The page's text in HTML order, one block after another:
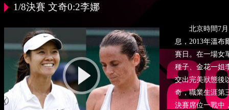
1/8決賽 文奇0:2李娜
北京時間7月1
息，2013年溫布
賽日。在一場女
種子、金花一姐
交出完美狀態後
奇，職業生涯第
決賽席位一戰中